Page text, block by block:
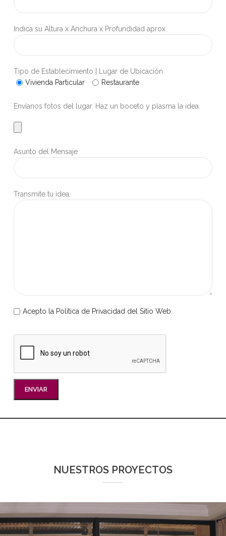
Indica su Altura x Anchura x Profundidad aprox.
Tipo de Establecimiento | Lugar de Ubicación
Vivienda Particular
Restaurante
Envíanos fotos del lugar. Haz un boceto y plasma la idea.
Asunto del Mensaje
Transmite tu idea.
Acepto la Política de Privacidad del Sitio Web.
NUESTROS PROYECTOS
ESPACIO PARA VINOS, JAMONES Y